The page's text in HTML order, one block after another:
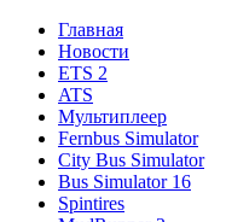
Главная
Новости
ETS 2
ATS
Мультиплеер
Fernbus Simulator
City Bus Simulator
Bus Simulator 16
Spintires